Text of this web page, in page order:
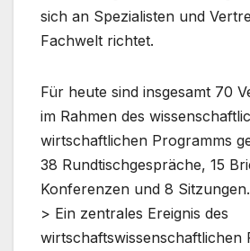
sich an Spezialisten und
Fachwelt richtet.
Für heute sind insgesamt 70
im Rahmen des
wirtschaftlichen Programms
38 Rundtischgespräche, 15
Konferenzen und 8 Sitzungen.
> Ein zentrales Ereignis des
wirtschaftswissenschaftlichen